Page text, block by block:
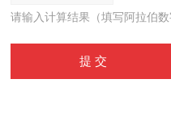
请输入计算结果（填写阿拉伯